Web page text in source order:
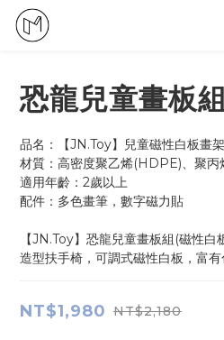
恐龍兒童畫板
品名：【JN.Toy】兒童磁性白板畫
材質：高密度聚乙烯(HDPE)、聚丙
適用年齡：2歲以上
配件：多色畫筆，數字磁力貼
【JN.Toy】恐龍兒童畫板組(磁性
造型扶手椅，可調式磁性白板，富有
NT$1,980 NT$2,180